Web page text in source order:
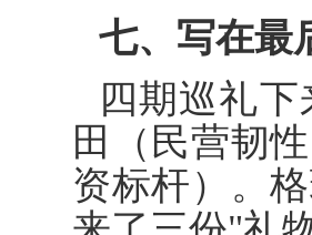
七、写在最
四期巡礼
田（民营韧
资标杆）。